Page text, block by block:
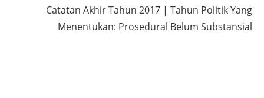
Catatan Akhir Tahun 2017 | Tahun Politik Yang
Menentukan: Prosedural Belum Substansial